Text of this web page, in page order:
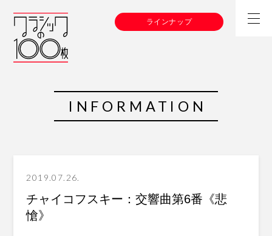
ラインナップ
INFORMATION
2019.07.26.
チャイコフスキー：交響曲第6番《悲
愴》